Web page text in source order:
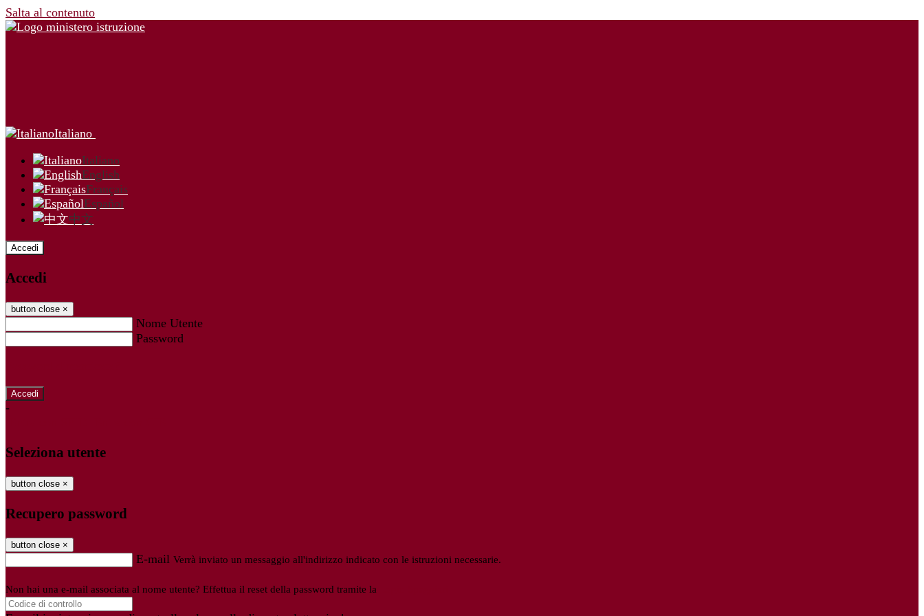
Salta al contenuto
Italiano
Italiano
English
Français
Español
中文
Accedi
Accedi
button close ×
Nome Utente
Password
-
Seleziona utente
button close ×
Recupero password
button close ×
E-mail Verrà inviato un messaggio all'indirizzo indicato con le istruzioni necessarie.
Non hai una e-mail associata al nome utente? Effettua il reset della password tramite la